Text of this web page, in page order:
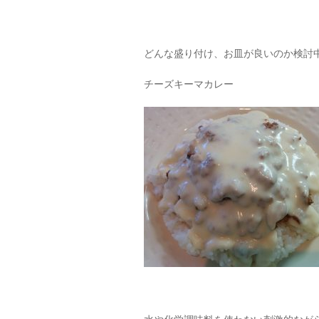
どんな盛り付け、お皿が良いのか検討
チーズキーマカレー